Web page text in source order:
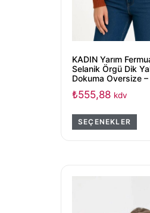
KADIN Yarım
Selanik Örgü Dik
Dokuma Oversize
₺555,88 kdv
SEÇENEKLER